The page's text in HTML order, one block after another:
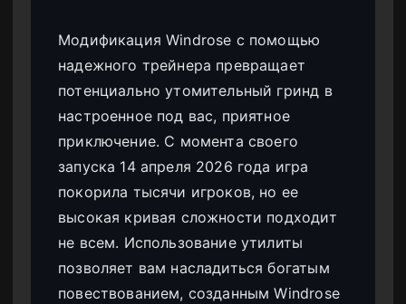
Модификация Windrose с помощью
надежного трейнера превращает
потенциально утомительный гринд в
настроенное под вас, приятное
приключение. С момента своего
запуска 14 апреля 2026 года игра
покорила тысячи игроков, но ее
высокая кривая сложности подходит
не всем. Использование утилиты
позволяет вам насладиться богатым
повествованием, созданным Windrose